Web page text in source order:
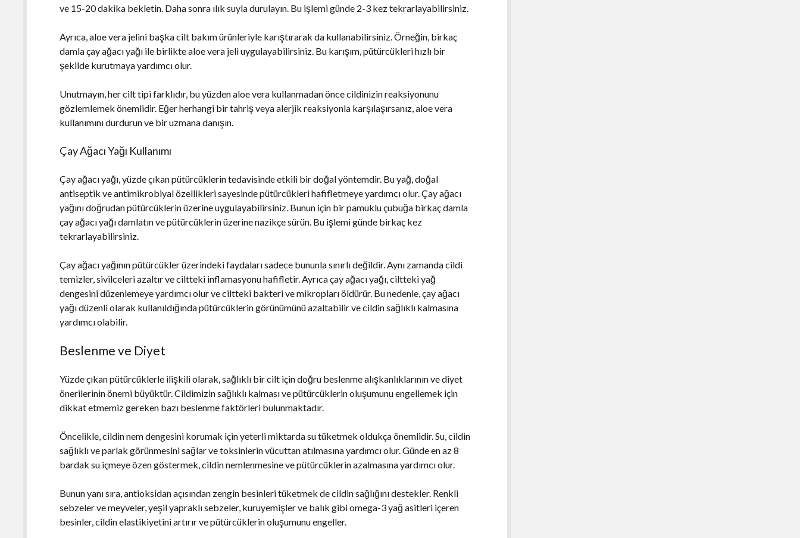
ve 15-20 dakika bekletin. Daha sonra ılık suyla durulayın. Bu işlemi günde 2-3 kez tekrarlayabilirsiniz.
Ayrıca, aloe vera jelini başka cilt bakım ürünleriyle karıştırarak da kullanabilirsiniz. Örneğin, birkaç
damla çay ağacı yağı ile birlikte aloe vera jeli uygulayabilirsiniz. Bu karışım, pütürcükleri hızlı bir
şekilde kurutmaya yardımcı olur.
Unutmayın, her cilt tipi farklıdır, bu yüzden aloe vera kullanmadan önce cildinizin reaksiyonunu
gözlemlemek önemlidir. Eğer herhangi bir tahriş veya alerjik reaksiyonla karşılaşırsanız, aloe vera
kullanımını durdurun ve bir uzmana danışın.
Çay Ağacı Yağı Kullanımı
Çay ağacı yağı, yüzde çıkan pütürcüklerin tedavisinde etkili bir doğal yöntemdir. Bu yağ, doğal
antiseptik ve antimikrobiyal özellikleri sayesinde pütürcükleri hafifletmeye yardımcı olur. Çay ağacı
yağını doğrudan pütürcüklerin üzerine uygulayabilirsiniz. Bunun için bir pamuklu çubuğa birkaç damla
çay ağacı yağı damlatın ve pütürcüklerin üzerine nazikçe sürün. Bu işlemi günde birkaç kez
tekrarlayabilirsiniz.
Çay ağacı yağının pütürcükler üzerindeki faydaları sadece bununla sınırlı değildir. Aynı zamanda cildi
temizler, sivilceleri azaltır ve ciltteki inflamasyonu hafifletir. Ayrıca çay ağacı yağı, ciltteki yağ
dengesini düzenlemeye yardımcı olur ve ciltteki bakteri ve mikropları öldürür. Bu nedenle, çay ağacı
yağı düzenli olarak kullanıldığında pütürcüklerin görünümünü azaltabilir ve cildin sağlıklı kalmasına
yardımcı olabilir.
Beslenme ve Diyet
Yüzde çıkan pütürcüklerle ilişkili olarak, sağlıklı bir cilt için doğru beslenme alışkanlıklarının ve diyet
önerilerinin önemi büyüktür. Cildimizin sağlıklı kalması ve pütürcüklerin oluşumunu engellemek için
dikkat etmemiz gereken bazı beslenme faktörleri bulunmaktadır.
Öncelikle, cildin nem dengesini korumak için yeterli miktarda su tüketmek oldukça önemlidir. Su, cildin
sağlıklı ve parlak görünmesini sağlar ve toksinlerin vücuttan atılmasına yardımcı olur. Günde en az 8
bardak su içmeye özen göstermek, cildin nemlenmesine ve pütürcüklerin azalmasına yardımcı olur.
Bunun yanı sıra, antioksidan açısından zengin besinleri tüketmek de cildin sağlığını destekler. Renkli
sebzeler ve meyveler, yeşil yapraklı sebzeler, kuruyemişler ve balık gibi omega-3 yağ asitleri içeren
besinler, cildin elastikiyetini artırır ve pütürcüklerin oluşumunu engeller.